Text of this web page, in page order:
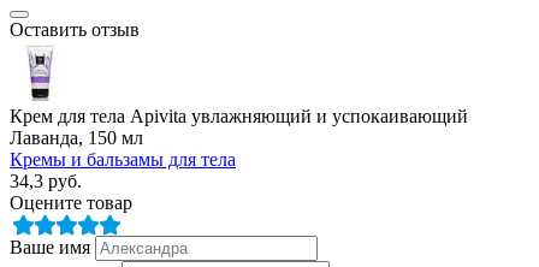
Оставить отзыв
Крем для тела Apivita увлажняющий и успокаивающий
Лаванда, 150 мл
Кремы и бальзамы для тела
34,3 руб.
Оцените товар
Ваше имя